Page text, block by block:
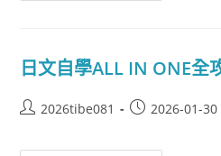
日文自學ALL IN ONE全
2026tibe081 2026-01-30